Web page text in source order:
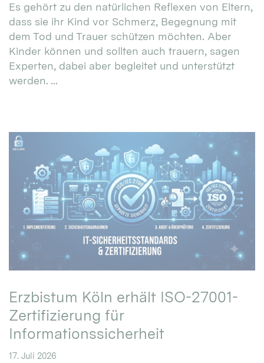
Es gehört zu den natürlichen Reflexen von Eltern,
dass sie ihr Kind vor Schmerz, Begegnung mit
dem Tod und Trauer schützen möchten. Aber
Kinder können und sollten auch trauern, sagen
Experten, dabei aber begleitet und unterstützt
werden. ...
Erzbistum Köln erhält ISO-27001-
Zertifizierung für
Informationssicherheit
17. Juli 2026